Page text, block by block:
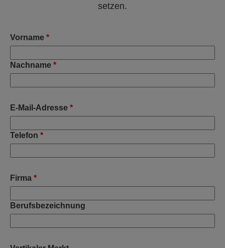
setzen.
Vorname *
Nachname *
E-Mail-Adresse *
Telefon *
Firma *
Berufsbezeichnung